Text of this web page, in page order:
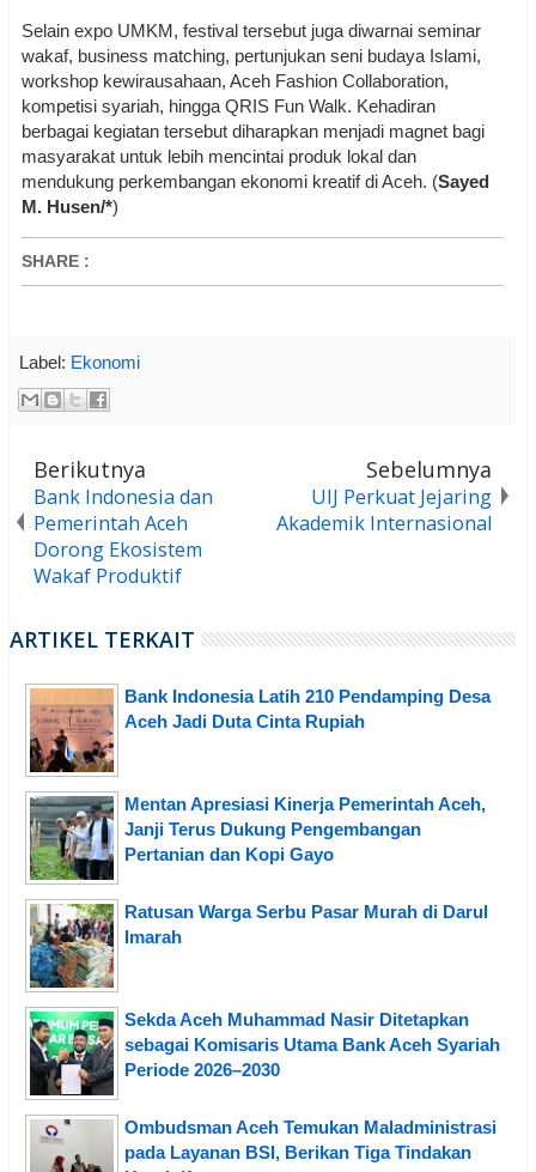
Selain expo UMKM, festival tersebut juga diwarnai seminar
wakaf, business matching, pertunjukan seni budaya Islami,
workshop kewirausahaan, Aceh Fashion Collaboration,
kompetisi syariah, hingga QRIS Fun Walk. Kehadiran
berbagai kegiatan tersebut diharapkan menjadi magnet bagi
masyarakat untuk lebih mencintai produk lokal dan
mendukung perkembangan ekonomi kreatif di Aceh. (Sayed
M. Husen/*)
SHARE :
Label: Ekonomi
Berikutnya
Bank Indonesia dan
Pemerintah Aceh
Dorong Ekosistem
Wakaf Produktif
Sebelumnya
UIJ Perkuat Jejaring
Akademik Internasional
ARTIKEL TERKAIT
Bank Indonesia Latih 210 Pendamping Desa
Aceh Jadi Duta Cinta Rupiah
Mentan Apresiasi Kinerja Pemerintah Aceh,
Janji Terus Dukung Pengembangan
Pertanian dan Kopi Gayo
Ratusan Warga Serbu Pasar Murah di Darul
Imarah
Sekda Aceh Muhammad Nasir Ditetapkan
sebagai Komisaris Utama Bank Aceh Syariah
Periode 2026–2030
Ombudsman Aceh Temukan Maladministrasi
pada Layanan BSI, Berikan Tiga Tindakan